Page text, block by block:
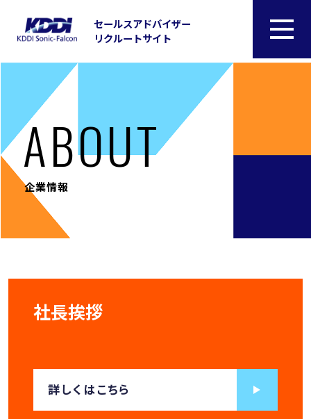
セールスアドバイザー
リクルートサイト
ABOUT
企業情報
社長挨拶
詳しくはこちら